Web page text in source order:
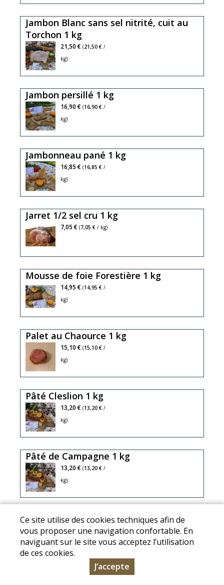
Jambon Blanc sans sel nitrité, cuit au
Torchon 1 kg
21,50 € (21,50 € /
kg)
Jambon persillé 1 kg
16,90 € (16,90 € /
kg)
Jambonneau pané 1 kg
16,85 € (16,85 € /
kg)
Jarret 1/2 sel cru 1 kg
7,05 € (7,05 € / kg)
Mousse de foie Forestière 1 kg
14,95 € (14,95 € /
kg)
Palet au Chaource 1 kg
15,10 € (15,10 € /
kg)
Pâté Cleslion 1 kg
13,20 € (13,20 € /
kg)
Pâté de Campagne 1 kg
13,20 € (13,20 € /
kg)
Pâté de tête persillé 1 kg
11,95 € (11,95 €/
kg)
Pâté du paradis 1 kg
Ce site utilise des cookies techniques afin de
vous proposer une navigation confortable. En
naviguant sur le site vous acceptez l’utilisation
de ces cookies.
J’accepte